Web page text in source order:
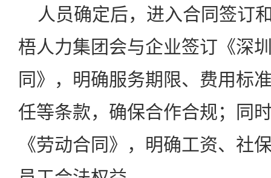
人员确定后，进入合同签订
梧人力集团会与企业签订《深
同》，明确服务期限、费用标
任等条款，确保合作合规；同
《劳动合同》，明确工资、社